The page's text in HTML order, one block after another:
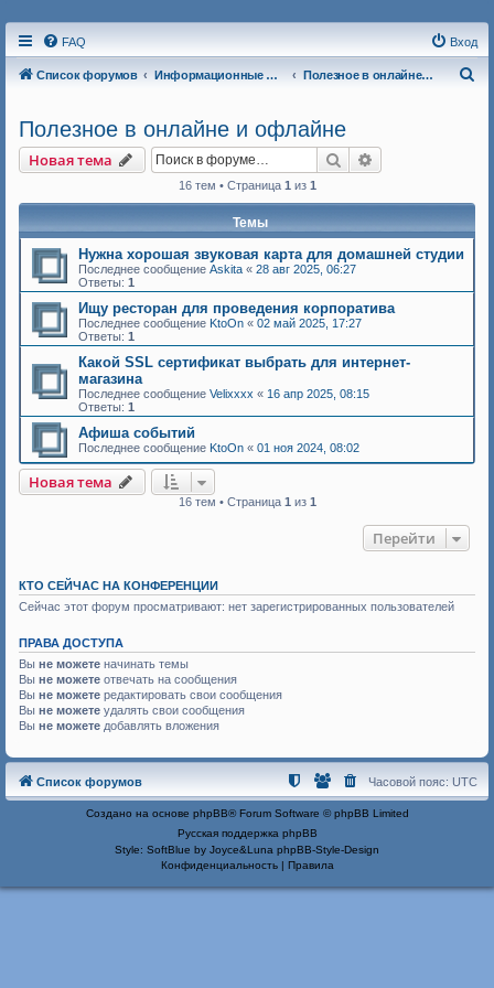
FAQ Вход
Список форумов Информационные форумы Полезное в онлайне и офлайне
Полезное в онлайне и офлайне
Новая тема Поиск
16 тем • Страница 1 из 1
Темы
Нужна хорошая звуковая карта для домашней студии
Последнее сообщение Askita « 28 авг 2025, 06:27
Ответы: 1
Ищу ресторан для проведения корпоратива
Последнее сообщение KtoOn « 02 май 2025, 17:27
Ответы: 1
Какой SSL сертификат выбрать для интернет-
магазина
Последнее сообщение Velixxxx « 16 апр 2025, 08:15
Ответы: 1
Афиша событий
Последнее сообщение KtoOn « 01 ноя 2024, 08:02
Новая тема
16 тем • Страница 1 из 1
Перейти
КТО СЕЙЧАС НА КОНФЕРЕНЦИИ
Сейчас этот форум просматривают: нет зарегистрированных пользователей
ПРАВА ДОСТУПА
Вы не можете начинать темы
Вы не можете отвечать на сообщения
Вы не можете редактировать свои сообщения
Вы не можете удалять свои сообщения
Вы не можете добавлять вложения
Список форумов Часовой пояс: UTC
Создано на основе phpBB® Forum Software © phpBB Limited
Русская поддержка phpBB
Style: SoftBlue by Joyce&Luna phpBB-Style-Design
Конфиденциальность| Правила